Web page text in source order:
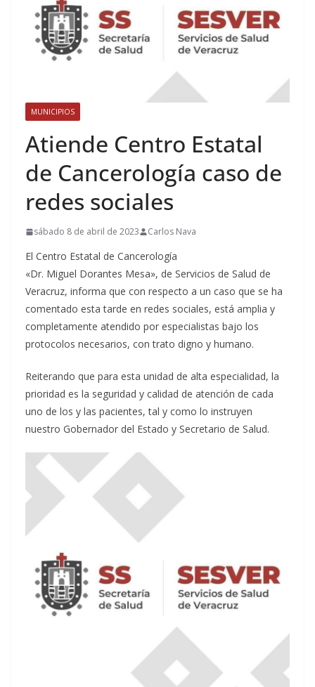
MUNICIPIOS
Atiende Centro Estatal
de Cancerología caso de
redes sociales
sábado 8 de abril de 2023 Carlos Nava
El Centro Estatal de Cancerología
«Dr. Miguel Dorantes Mesa», de Servicios de Salud de
Veracruz, informa que con respecto a un caso que se ha
comentado esta tarde en redes sociales, está amplia y
completamente atendido por especialistas bajo los
protocolos necesarios, con trato digno y humano.
Reiterando que para esta unidad de alta especialidad, la
prioridad es la seguridad y calidad de atención de cada
uno de los y las pacientes, tal y como lo instruyen
nuestro Gobernador del Estado y Secretario de Salud.